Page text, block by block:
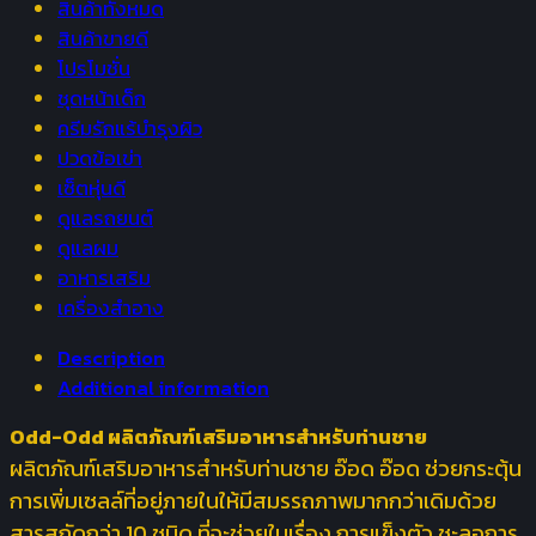
สกัด
กระชาย
ดำ
ถัง
เช่า
โสม
และ
สาร
สกัด
กว่า
10
ชนิด
quantity
สินค้าทั้งหมด
สินค้าขายดี
โปรโมชั่น
ชุดหน้าเด็ก
ครีมรักแร้บำรุงผิว
ปวดข้อเข่า
เซ็ตหุ่นดี
ดูแลรถยนต์
ดูแลผม
อาหารเสริม
เครื่องสำอาง
Description
Additional information
Odd-Odd ผลิตภัณฑ์เสริมอาหารสำหรับท่านชาย
ผลิตภัณฑ์เสริมอาหารสำหรับท่านชาย อ๊อด อ๊อด ช่วยกระตุ้น
การเพิ่มเซลล์ที่อยู่ภายในให้มีสมรรถภาพมากกว่าเดิมด้วย